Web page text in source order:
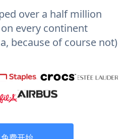
over a half million
every continent
because of course not)